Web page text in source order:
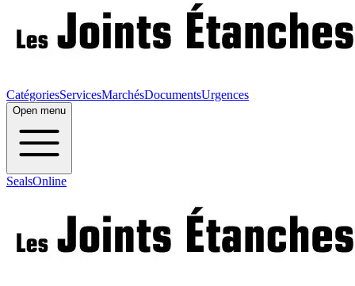
CatégoriesServicesMarchésDocumentsUrgences
Open menu
SealsOnline